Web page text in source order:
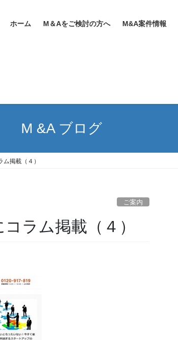
ホーム M＆Aをご検討の方へ M&A案件情報
M &A ブログ
ム掲載（４）
ご案内
ラム掲載（４）